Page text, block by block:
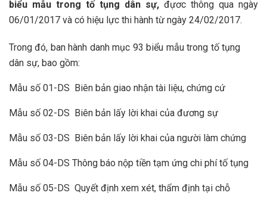
biểu mẫu trong tố tụng dân sự, đựơc thông qua ngày
06/01/2017 và có hiệu lực thi hành từ ngày 24/02/2017.
Trong đó, ban hành danh mục 93 biểu mẫu trong tố tụng
dân sự, bao gồm:
Mẫu số 01-DS Biên bản giao nhận tài liệu, chứng cứ
Mẫu số 02-DS Biên bản lấy lời khai của đương sự
Mẫu số 03-DS Biên bản lấy lời khai của người làm chứng
Mẫu số 04-DS Thông báo nộp tiền tạm ứng chi phí tố tụng
Mẫu số 05-DS Quyết định xem xét, thẩm định tại chỗ